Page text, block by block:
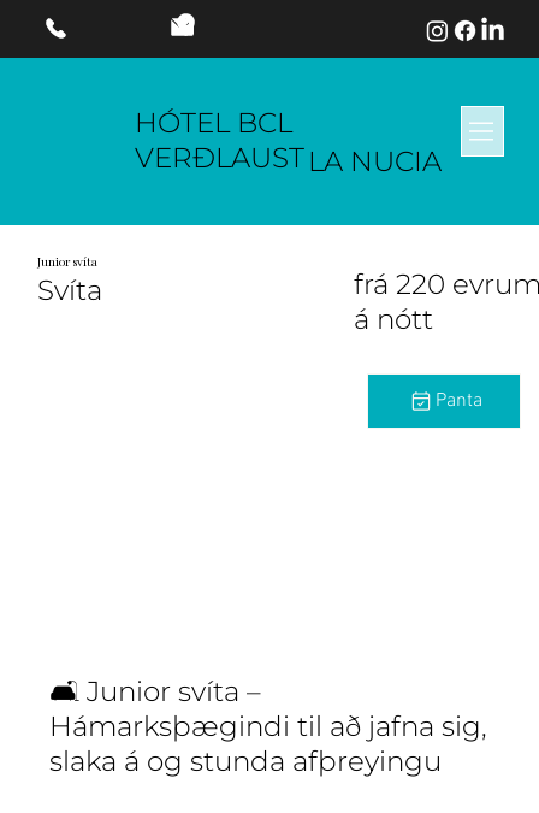
HÓTEL BCL
VERÐLAUSTLA NUCIA
Junior svíta
Svíta
frá 220
á nótt
Panta
🛋️ Junior svíta –
Hámarksþægindi til að jafna sig,
slaka á og stunda afþreyingu